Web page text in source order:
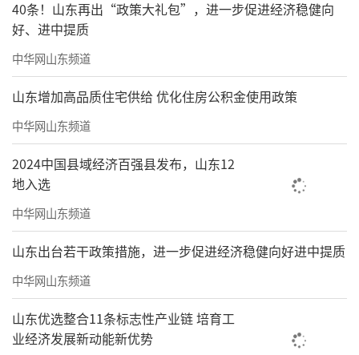
40条！山东再出“政策大礼包”，进一步促进经济稳健向
好、进中提质
中华网山东频道
山东增加高品质住宅供给 优化住房公积金使用政策
中华网山东频道
2024中国县域经济百强县发布，山东12
地入选
中华网山东频道
山东出台若干政策措施，进一步促进经济稳健向好进中提质
中华网山东频道
山东优选整合11条标志性产业链 培育工
业经济发展新动能新优势